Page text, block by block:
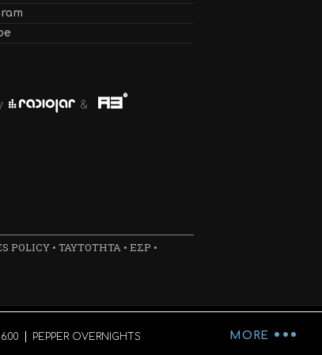
&
POLICY • ΤΑΥΤΟΤΗΤΑ • ΕΣΡ •
PEPPER OVERNIGHTS MORE •••